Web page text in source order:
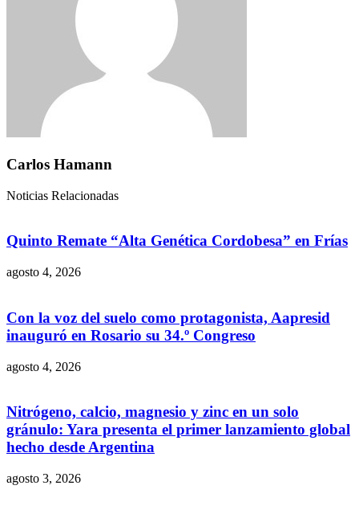
Carlos Hamann
Noticias Relacionadas
Quinto Remate “Alta Genética Cordobesa” en Frías
agosto 4, 2026
Con la voz del suelo como protagonista, Aapresid
inauguró en Rosario su 34.º Congreso
agosto 4, 2026
Nitrógeno, calcio, magnesio y zinc en un solo
gránulo: Yara presenta el primer lanzamiento global
hecho desde Argentina
agosto 3, 2026